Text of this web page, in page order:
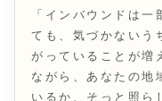
「インバウンドは
ても、気づかないう
がっていることが増
ながら、あなたの地
いるか、そっと照ら